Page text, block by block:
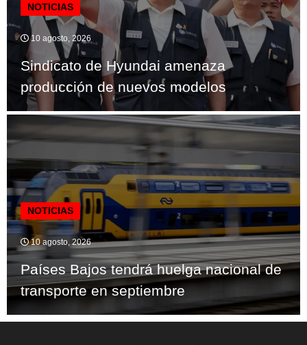
NOTICIAS
10 agosto, 2026
Sindicato de Hyundai amenaza
producción de nuevos modelos
NOTICIAS
10 agosto, 2026
Países Bajos tendrá huelga nacional de
transporte en septiembre